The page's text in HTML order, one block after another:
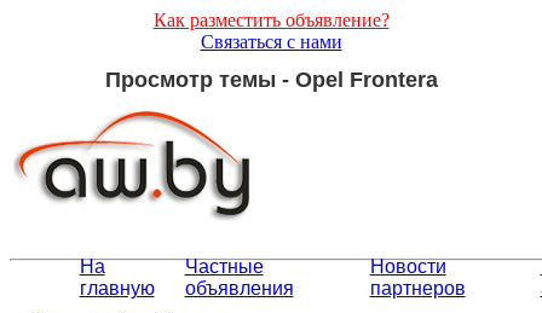
Как разместить объявление?
Связаться с нами
Просмотр темы - Opel Frontera
На
главную
Частные
объявления
Новости
партнеров